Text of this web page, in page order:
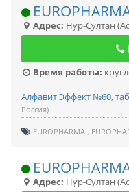
Адрес: Нур-Султан
Время работы:
Алфавит Эффект №60,
Россия)
EUROPHARMA
Адрес: Нур-Султан